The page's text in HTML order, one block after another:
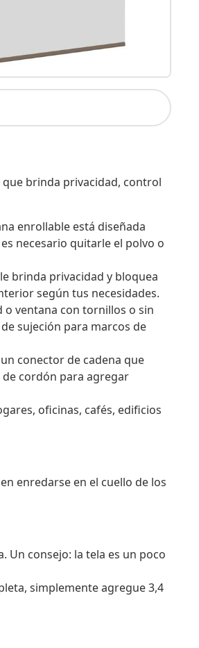
brinda privacidad, control
enrollable está diseñada
necesario quitarle el polvo o
brinda privacidad y bloquea
según tus necesidades.
o ventana con tornillos o sin
sujeción para marcos de
conector de cadena que
de cordón para agregar
oficinas, cafés, edificios
enredarse en el cuello de los
Un consejo: la tela es un poco
simplemente agregue 3,4